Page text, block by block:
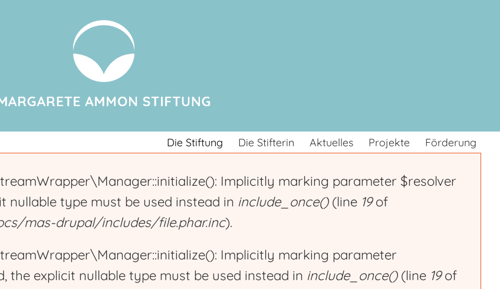
Die Stiftung Die Stifterin Aktuelles Projekte Förderung
Implicitly marking parameter $resolver
nullable type must be used instead in include_once()(line 19of
mas-drupal/includes/file.phar.inc).
Implicitly marking parameter
the explicit nullable type must be used instead in include_once()(line 19of